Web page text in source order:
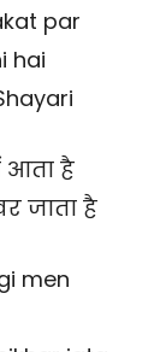
par
hai
आता है
जाता है
men